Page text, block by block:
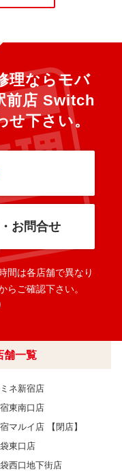
理ならモバ
前店 Switch
下さい。
お問合せ
間は各店舗で異なり
らご確認下さい。
舗一覧
ネ新宿店
東南口店
マルイ店 【閉店】
東口店
西口地下街店